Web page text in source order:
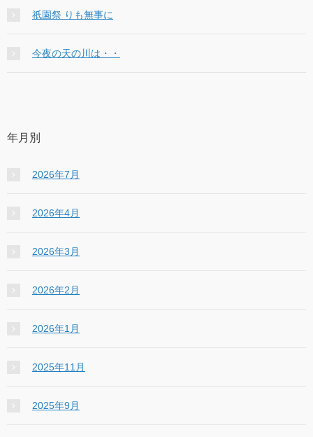
祇園祭 りも無事に
今夜の天の川は・・
年月別
2026年7月
2026年4月
2026年3月
2026年2月
2026年1月
2025年11月
2025年9月